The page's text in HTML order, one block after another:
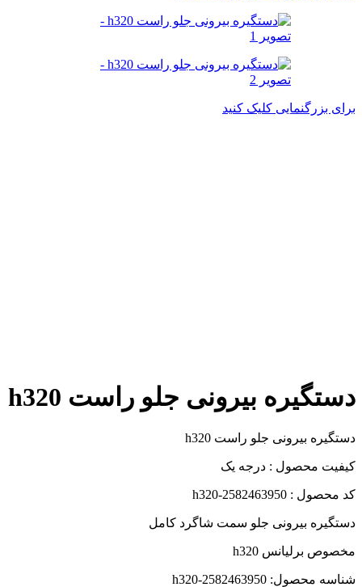
برای بزرگنمایی کلیک کنید
دستگیره بیرونی جلو راست h320
دستگیره بیرونی جلو راست h320
کیفیت محصول : درجه یک
کد محصول : h320-2582463950
دستگیره بیرونی جلو سمت شاگرد کامل
مخصوص برلیانس h320
شناسه محصول: h320-2582463950